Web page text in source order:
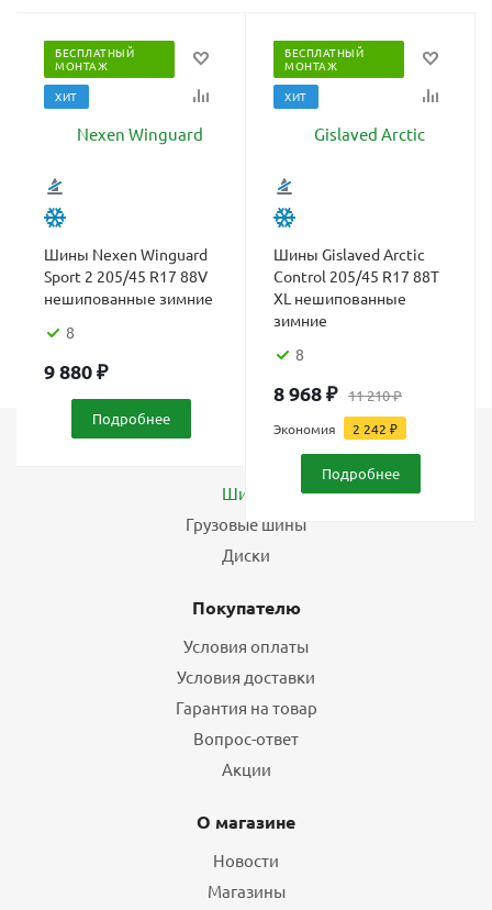
БЕСПЛАТНЫЙ
МОНТАЖ
ХИТ
Шины Nexen Winguard
Sport 2 205/45 R17 88V
нешипованные зимние
8
9 880₽
Подробнее
БЕСПЛАТНЫЙ
МОНТАЖ
ХИТ
Шины Gislaved Arctic
Control 205/45 R17 88T
XL нешипованные
зимние
8
8 968₽ 11 210₽
Экономия 2 242 ₽
Подробнее
Шины
Грузовые шины
Диски
Покупателю
Условия оплаты
Условия доставки
Гарантия на товар
Вопрос-ответ
Акции
О магазине
Новости
Магазины